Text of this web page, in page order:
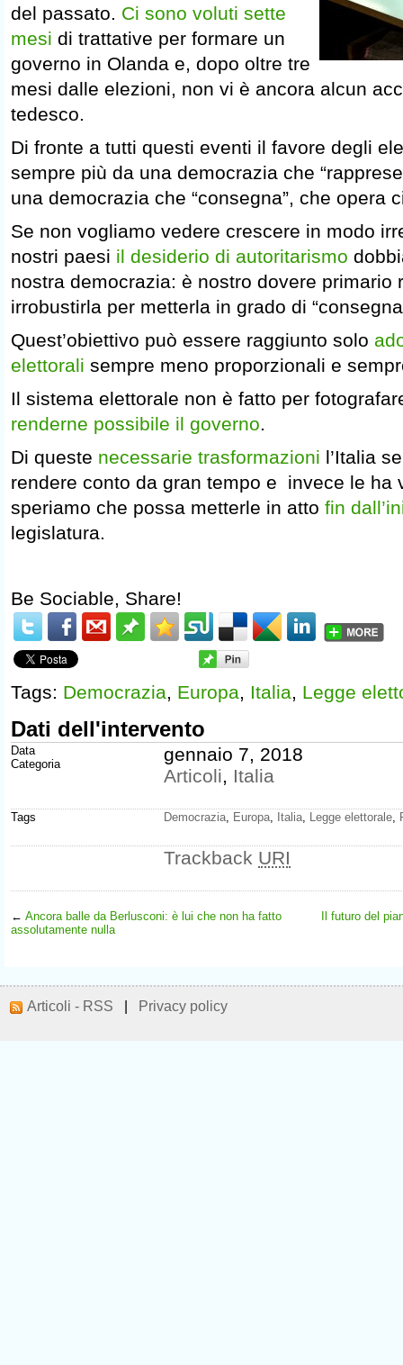
del passato. Ci sono voluti sette
mesi di trattative per formare un
governo in Olanda e, dopo oltre tre
mesi dalle elezioni, non vi è ancora alcun
tedesco.
Di fronte a tutti questi eventi il favore degli
sempre più da una democrazia che
una democrazia che “consegna”, che opera
Se non vogliamo vedere crescere in modo
nostri paesi il desiderio di autoritarismo
nostra democrazia: è nostro dovere primario
irrobustirla per metterla in grado di
Quest’obiettivo può essere raggiunto solo
elettorali sempre meno proporzionali e
Il sistema elettorale non è fatto per
renderne possibile il governo.
Di queste necessarie trasformazioni l’Italia
rendere conto da gran tempo e invece le ha
speriamo che possa metterle in atto fin
legislatura.
Be Sociable, Share!
Tags: Democrazia Europa Italia Legge
Dati dell'intervento
Data
Categoria
gennaio 7, 2018
Articoli
Italia
Tags Democrazia Europa Italia Legge elettorale
Trackback URI
← Ancora balle da Berlusconi: è lui che non ha fatto
assolutamente nulla
Il futuro del
Articoli - RSS Privacy policy